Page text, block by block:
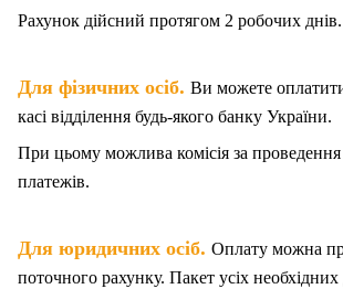
Рахунок дійсний протягом 2 робочих днів.
Для фізичних осіб. Ви можете
касі відділення будь-якого банку України.
При цьому можлива комісія за проведення
платежів.
Для юридичних осіб. Оплату можна
поточного рахунку. Пакет усіх